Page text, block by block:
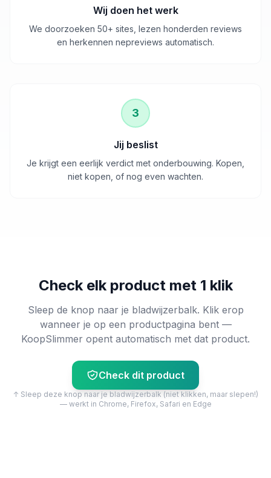
Wij doen het werk
We doorzoeken 50+ sites, lezen honderden reviews
en herkennen nepreviews automatisch.
3
Jij beslist
Je krijgt een eerlijk verdict met onderbouwing. Kopen,
niet kopen, of nog even wachten.
Check elk product met 1 klik
Sleep de knop naar je bladwijzerbalk. Klik erop
wanneer je op een productpagina bent —
KoopSlimmer opent automatisch met dat product.
Check dit product
↑ Sleep deze knop naar je bladwijzerbalk (niet klikken, maar slepen!)
— werkt in Chrome, Firefox, Safari en Edge